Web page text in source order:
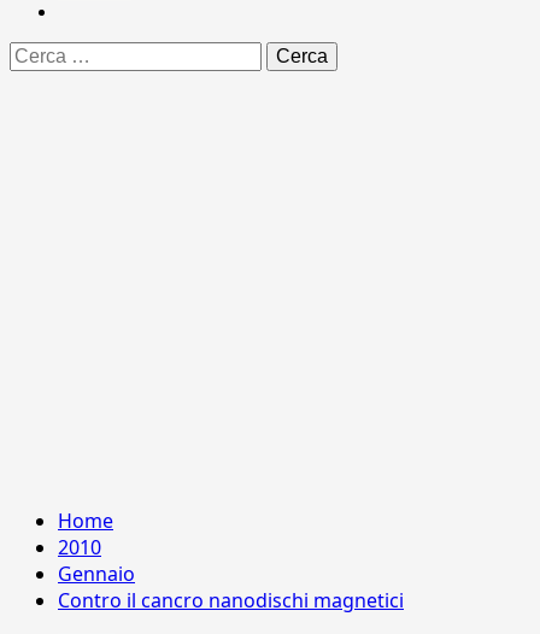
Ricerca
per:
Home
2010
Gennaio
Contro il cancro nanodischi magnetici